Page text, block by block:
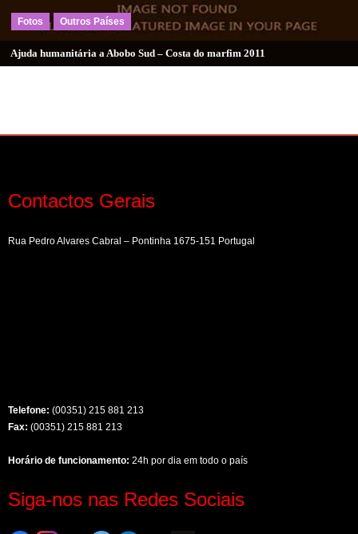
Fotos Outros Países
Ajuda humanitária a Abobo Sud – Costa do marfim 2011
Contactos Gerais
Rua Pedro Alvares Cabral – Pontinha 1675-151 Portugal
Telefone: (00351) 215 881 213
Fax: (00351) 215 881 213
Horário de funcionamento: 24h por dia em todo o país
Siga-nos nas Redes Sociais